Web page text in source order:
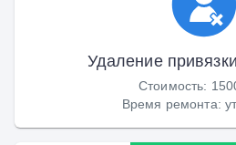
Удаление
Стоимость:
Время ремонта: